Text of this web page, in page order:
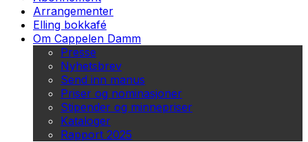
Arrangementer
Elling bokkafé
Om Cappelen Damm
Presse
Nyhetsbrev
Send inn manus
Priser og nominasjoner
Stipender og minnepriser
Kataloger
Rapport 2025